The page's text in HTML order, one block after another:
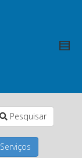
Pesquisar
Serviços